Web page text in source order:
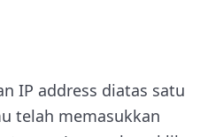
IP address diatas satu
telah memasukkan